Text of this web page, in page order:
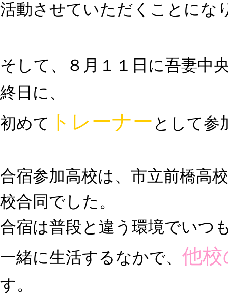
活動させていただくことにな
そして、８月１１日に吾妻中
終日に、
初めて トレーナー として参
合宿参加高校は、 市立前橋高校
校合同でした。
合宿は普段と違う環境でいつ
一緒に生活するなかで、 他
す。